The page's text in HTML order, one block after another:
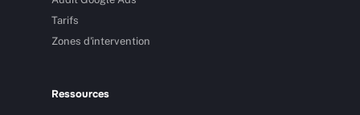
Tarifs
Zones d'intervention
Ressources